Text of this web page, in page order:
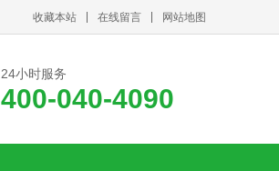
收藏本站 在线留言 网站地图
24小时服务
400-040-4090